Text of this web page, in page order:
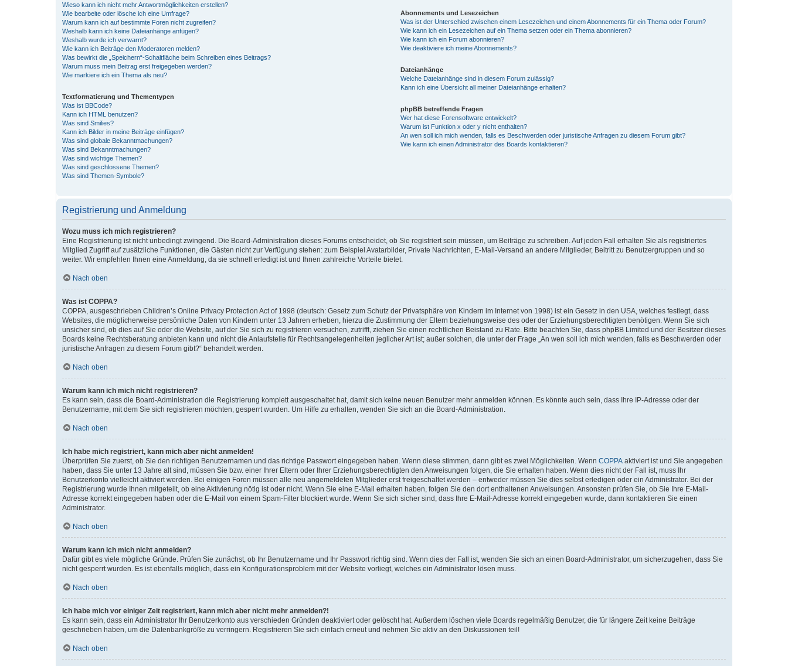
Wieso kann ich nicht mehr Antwortmöglichkeiten erstellen?
Wie bearbeite oder lösche ich eine Umfrage?
Warum kann ich auf bestimmte Foren nicht zugreifen?
Weshalb kann ich keine Dateianhänge anfügen?
Weshalb wurde ich verwarnt?
Wie kann ich Beiträge den Moderatoren melden?
Was bewirkt die „Speichern“-Schaltfläche beim Schreiben eines Beitrags?
Warum muss mein Beitrag erst freigegeben werden?
Wie markiere ich ein Thema als neu?
Textformatierung und Thementypen
Was ist BBCode?
Kann ich HTML benutzen?
Was sind Smilies?
Kann ich Bilder in meine Beiträge einfügen?
Was sind globale Bekanntmachungen?
Was sind Bekanntmachungen?
Was sind wichtige Themen?
Was sind geschlossene Themen?
Was sind Themen-Symbole?
Abonnements und Lesezeichen
Was ist der Unterschied zwischen einem Lesezeichen und einem Abonnements für ein Thema oder Forum?
Wie kann ich ein Lesezeichen auf ein Thema setzen oder ein Thema abonnieren?
Wie kann ich ein Forum abonnieren?
Wie deaktiviere ich meine Abonnements?
Dateianhänge
Welche Dateianhänge sind in diesem Forum zulässig?
Kann ich eine Übersicht all meiner Dateianhänge erhalten?
phpBB betreffende Fragen
Wer hat diese Forensoftware entwickelt?
Warum ist Funktion x oder y nicht enthalten?
An wen soll ich mich wenden, falls es Beschwerden oder juristische Anfragen zu diesem Forum gibt?
Wie kann ich einen Administrator des Boards kontaktieren?
Registrierung und Anmeldung
Wozu muss ich mich registrieren?
Eine Registrierung ist nicht unbedingt zwingend. Die Board-Administration dieses Forums entscheidet, ob Sie registriert sein müssen, um Beiträge zu schreiben. Auf jeden Fall erhalten Sie als registriertes
Mitglied Zugriff auf zusätzliche Funktionen, die Gästen nicht zur Verfügung stehen: zum Beispiel Avatarbilder, Private Nachrichten, E-Mail-Versand an andere Mitglieder, Beitritt zu Benutzergruppen und so
weiter. Wir empfehlen Ihnen eine Anmeldung, da sie schnell erledigt ist und Ihnen zahlreiche Vorteile bietet.
Nach oben
Was ist COPPA?
COPPA, ausgeschrieben Children’s Online Privacy Protection Act of 1998 (deutsch: Gesetz zum Schutz der Privatsphäre von Kindern im Internet von 1998) ist ein Gesetz in den USA, welches festlegt, dass
Websites, die möglicherweise persönliche Daten von Kindern unter 13 Jahren erheben, hierzu die Zustimmung der Eltern beziehungsweise des oder der Erziehungsberechtigten benötigen. Wenn Sie sich
unsicher sind, ob dies auf Sie oder die Website, auf der Sie sich zu registrieren versuchen, zutrifft, ziehen Sie einen rechtlichen Beistand zu Rate. Bitte beachten Sie, dass phpBB Limited und der Besitzer dieses
Boards keine Rechtsberatung anbieten kann und nicht die Anlaufstelle für Rechtsangelegenheiten jeglicher Art ist; außer solchen, die unter der Frage „An wen soll ich mich wenden, falls es Beschwerden oder
juristische Anfragen zu diesem Forum gibt?“ behandelt werden.
Nach oben
Warum kann ich mich nicht registrieren?
Es kann sein, dass die Board-Administration die Registrierung komplett ausgeschaltet hat, damit sich keine neuen Benutzer mehr anmelden können. Es könnte auch sein, dass Ihre IP-Adresse oder der
Benutzername, mit dem Sie sich registrieren möchten, gesperrt wurden. Um Hilfe zu erhalten, wenden Sie sich an die Board-Administration.
Nach oben
Ich habe mich registriert, kann mich aber nicht anmelden!
Überprüfen Sie zuerst, ob Sie den richtigen Benutzernamen und das richtige Passwort eingegeben haben. Wenn diese stimmen, dann gibt es zwei Möglichkeiten. Wenn COPPA aktiviert ist und Sie angegeben
haben, dass Sie unter 13 Jahre alt sind, müssen Sie bzw. einer Ihrer Eltern oder Ihrer Erziehungsberechtigten den Anweisungen folgen, die Sie erhalten haben. Wenn dies nicht der Fall ist, muss Ihr
Benutzerkonto vielleicht aktiviert werden. Bei einigen Foren müssen alle neu angemeldeten Mitglieder erst freigeschaltet werden – entweder müssen Sie dies selbst erledigen oder ein Administrator. Bei der
Registrierung wurde Ihnen mitgeteilt, ob eine Aktivierung nötig ist oder nicht. Wenn Sie eine E-Mail erhalten haben, folgen Sie den dort enthaltenen Anweisungen. Ansonsten prüfen Sie, ob Sie Ihre E-Mail-
Adresse korrekt eingegeben haben oder die E-Mail von einem Spam-Filter blockiert wurde. Wenn Sie sich sicher sind, dass Ihre E-Mail-Adresse korrekt eingegeben wurde, dann kontaktieren Sie einen
Administrator.
Nach oben
Warum kann ich mich nicht anmelden?
Dafür gibt es viele mögliche Gründe. Prüfen Sie zunächst, ob Ihr Benutzername und Ihr Passwort richtig sind. Wenn dies der Fall ist, wenden Sie sich an einen Board-Administrator, um sicherzugehen, dass Sie
nicht gesperrt wurden. Es ist ebenfalls möglich, dass ein Konfigurationsproblem mit der Website vorliegt, welches ein Administrator lösen muss.
Nach oben
Ich habe mich vor einiger Zeit registriert, kann mich aber nicht mehr anmelden?!
Es kann sein, dass ein Administrator Ihr Benutzerkonto aus verschieden Gründen deaktiviert oder gelöscht hat. Außerdem löschen viele Boards regelmäßig Benutzer, die für längere Zeit keine Beiträge
geschrieben haben, um die Datenbankgröße zu verringern. Registrieren Sie sich einfach erneut und nehmen Sie aktiv an den Diskussionen teil!
Nach oben